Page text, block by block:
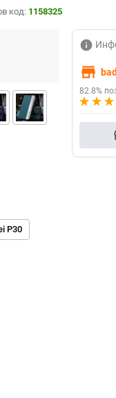
код: 1158325
P30
info
store
82.8%